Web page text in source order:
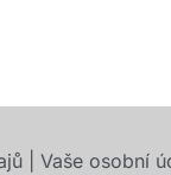
| Vaše osobní